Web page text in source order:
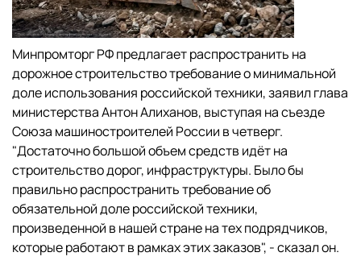
Минпромторг РФ предлагает распространить на
дорожное строительство требование о минимальной
доле использования российской техники, заявил глава
министерства Антон Алиханов, выступая на съезде
Союза машиностроителей России в четверг.
"Достаточно большой объем средств идёт на
строительство дорог, инфраструктуры. Было бы
правильно распространить требование об
обязательной доле российской техники,
произведенной в нашей стране на тех подрядчиков,
которые работают в рамках этих заказов", - сказал он.